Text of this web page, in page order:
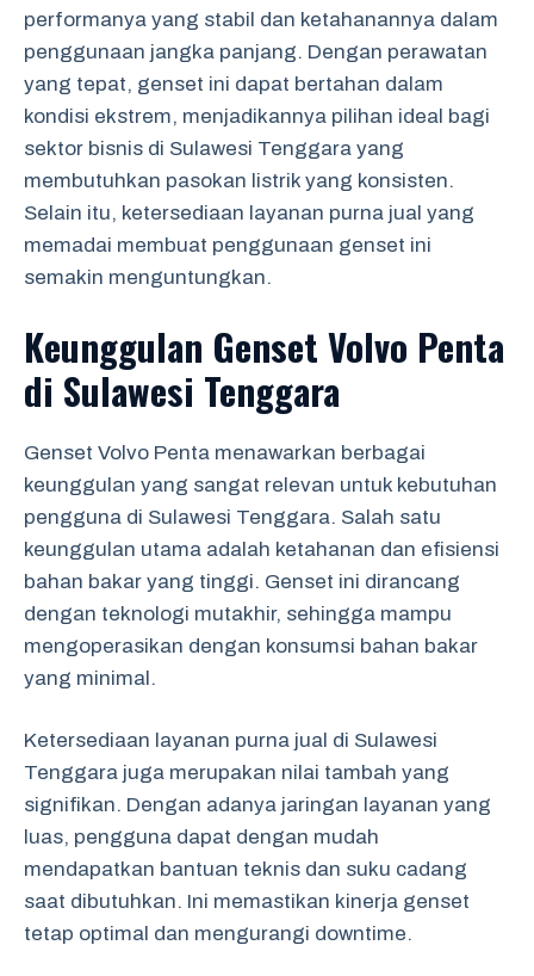
performanya yang stabil dan ketahanannya dalam
penggunaan jangka panjang. Dengan perawatan
yang tepat, genset ini dapat bertahan dalam
kondisi ekstrem, menjadikannya pilihan ideal bagi
sektor bisnis di Sulawesi Tenggara yang
membutuhkan pasokan listrik yang konsisten.
Selain itu, ketersediaan layanan purna jual yang
memadai membuat penggunaan genset ini
semakin menguntungkan.
Keunggulan Genset Volvo Penta
di Sulawesi Tenggara
Genset Volvo Penta menawarkan berbagai
keunggulan yang sangat relevan untuk kebutuhan
pengguna di Sulawesi Tenggara. Salah satu
keunggulan utama adalah ketahanan dan efisiensi
bahan bakar yang tinggi. Genset ini dirancang
dengan teknologi mutakhir, sehingga mampu
mengoperasikan dengan konsumsi bahan bakar
yang minimal.
Ketersediaan layanan purna jual di Sulawesi
Tenggara juga merupakan nilai tambah yang
signifikan. Dengan adanya jaringan layanan yang
luas, pengguna dapat dengan mudah
mendapatkan bantuan teknis dan suku cadang
saat dibutuhkan. Ini memastikan kinerja genset
tetap optimal dan mengurangi downtime.